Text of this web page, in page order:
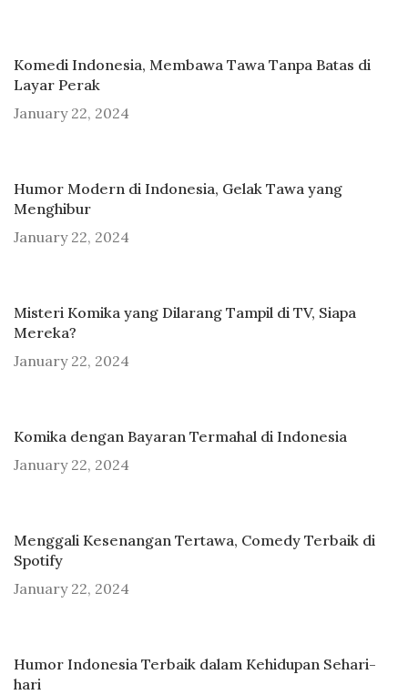
Komedi Indonesia, Membawa Tawa Tanpa Batas di
Layar Perak
January 22, 2024
Humor Modern di Indonesia, Gelak Tawa yang
Menghibur
January 22, 2024
Misteri Komika yang Dilarang Tampil di TV, Siapa
Mereka?
January 22, 2024
Komika dengan Bayaran Termahal di Indonesia
January 22, 2024
Menggali Kesenangan Tertawa, Comedy Terbaik di
Spotify
January 22, 2024
Humor Indonesia Terbaik dalam Kehidupan Sehari-
hari